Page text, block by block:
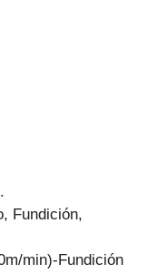
Fundición,
min)-Fundición